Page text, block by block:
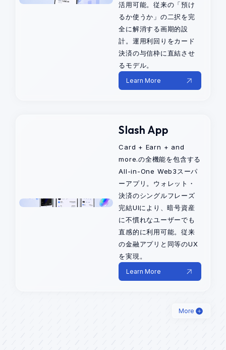
活用可能。従来の「預け
るか使うか」の二択を完
全に解消する画期的設
計。運用利回りをカード
決済の与信枠に直結させ
るモデル。
Learn More
Slash App
Card + Earn + and
more.の全機能を包含する
All-in-One Web3スーパ
ーアプリ。ウォレット・
決済のシングルフレーズ
完結UIにより、暗号資産
に不慣れなユーザーでも
直感的に利用可能。従来
の金融アプリと同等のUX
を実現。
Learn More
More